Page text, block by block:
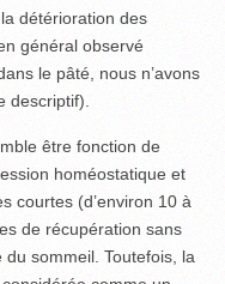
détérioration des
général observé
le pâté, nous n’avons
descriptif).
être fonction de
homéostatique et
courtes (d’environ 10 à
de récupération sans
sommeil. Toutefois, la